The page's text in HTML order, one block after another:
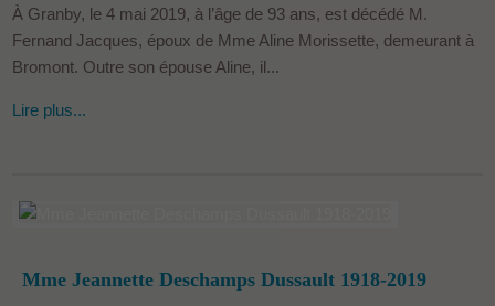
À Granby, le 4 mai 2019, à l’âge de 93 ans, est décédé M.
Fernand Jacques, époux de Mme Aline Morissette, demeurant à
Bromont. Outre son épouse Aline, il...
Lire plus...
Mme Jeannette Deschamps Dussault 1918-2019